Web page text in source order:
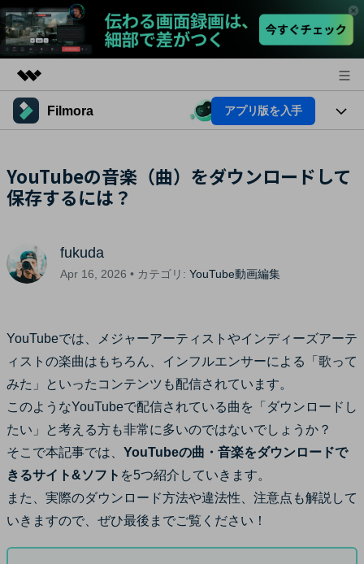
製品
ユーティリティ
概要
ソリューション
企業情報
サポート
Filmora アプリ版を入手
プラットフォーム
AI機能
AIヒント
活用法
Filmoraのユーザー層
動画編集のコツ
サポート
サポート
カスタマーサポート
ブランド紹介
購入する ログイン
検索
YouTubeの音楽（曲）をダウンロードして
保存するには？
fukuda
Apr 16, 2026 • カテゴリ: YouTube動画編集
YouTubeでは、メジャーアーティストやインディーズアーテ
ィストの楽曲はもちろん、インフルエンサーによる「歌って
みた」といったコンテンツも配信されています。
このようなYouTubeで配信されている曲を「ダウンロードし
たい」と考える方も非常に多いのではないでしょうか？
そこで本記事では、 YouTubeの曲・音楽をダウンロードで
きるサイト&ソフト を5つ紹介していきます。
また、実際のダウンロード方法や違法性、注意点も解説して
いきますので、ぜひ最後までご覧ください！